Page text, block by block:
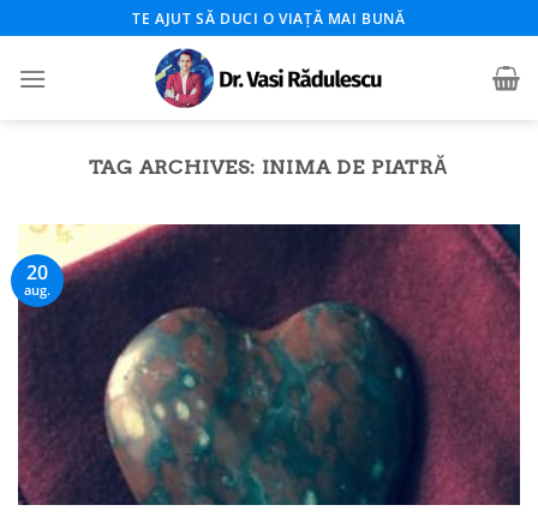
to
content
TE AJUT SĂ DUCI O VIAȚĂ MAI BUNĂ
TAG ARCHIVES: INIMA DE PIATRĂ
20
aug.